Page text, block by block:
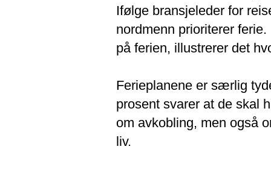
Ifølge bransjeleder for
nordmenn prioriterer
på ferien, illustrerer det
Ferieplanene er særlig
prosent svarer at de skal
om avkobling, men også
liv.